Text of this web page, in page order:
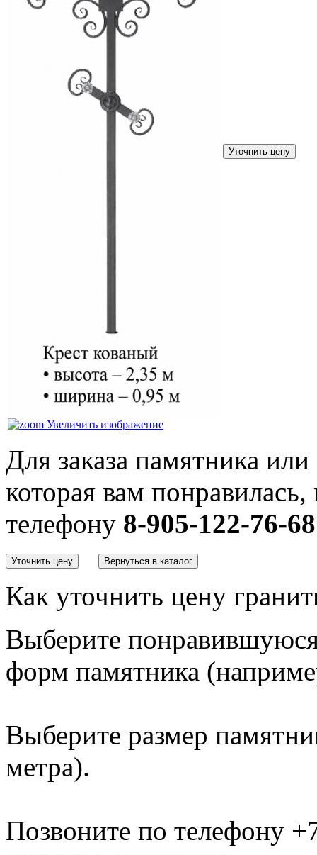
Увеличить изображение
Для заказа памятника
которая вам
телефону 8-905-122-76-68
Как уточнить цену
Выберите
форм памятника
Выберите размер
метра).
Позвоните по телефону